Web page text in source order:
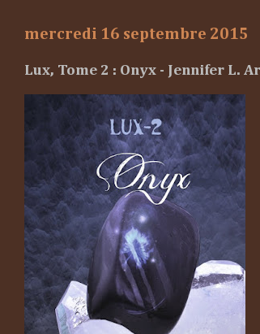
mercredi 16 septembre 2015
Lux, Tome 2 : Onyx - Jennifer L.